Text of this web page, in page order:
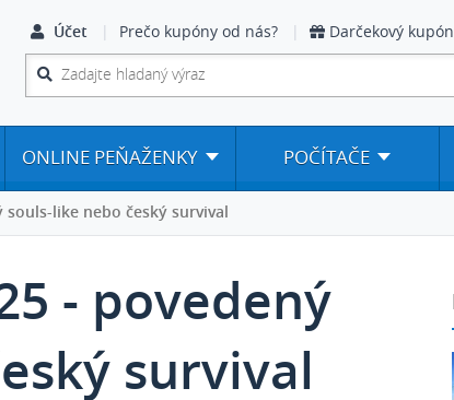
Účet Prečo kupóny od nás? Darčekový kupón
ONLINE PEŇAŽENKY POČÍTAČE
souls-like nebo český survival
- povedený
survival